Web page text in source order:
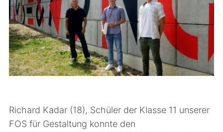
Kooperationspartner
Schulgebäude
Historie
Leistungsbewertung
Für Ausbildungsbetriebe
Infofolder
Kollegium
Anfahrt
Richard Kadar (18), Schüler der Klasse 11 unserer
FOS für Gestaltung konnte den